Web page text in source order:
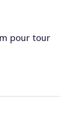
pour tour